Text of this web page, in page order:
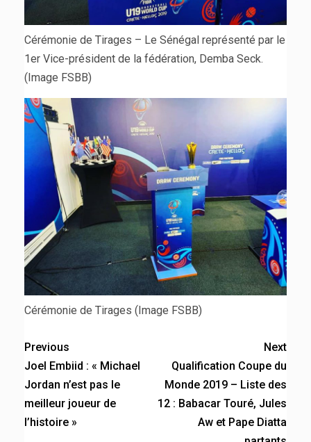
Cérémonie de Tirages – Le Sénégal représenté par le
1er Vice-président de la fédération, Demba Seck.
(Image FSBB)
Cérémonie de Tirages (Image FSBB)
Previous
Joel Embiid : « Michael
Jordan n’est pas le
meilleur joueur de
l’histoire »
Next
Qualification Coupe du
Monde 2019 – Liste des
12 : Babacar Touré, Jules
Aw et Pape Diatta